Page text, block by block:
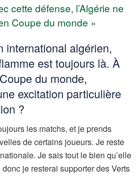
cette défense, l’Algérie ne
Coupe du monde »
international algérien,
est toujours là. À
du monde,
excitation particulière
?
les matchs, et je prends
de certains joueurs. Je reste
Je sais tout le bien qu’elle
je resterai supporter des Verts